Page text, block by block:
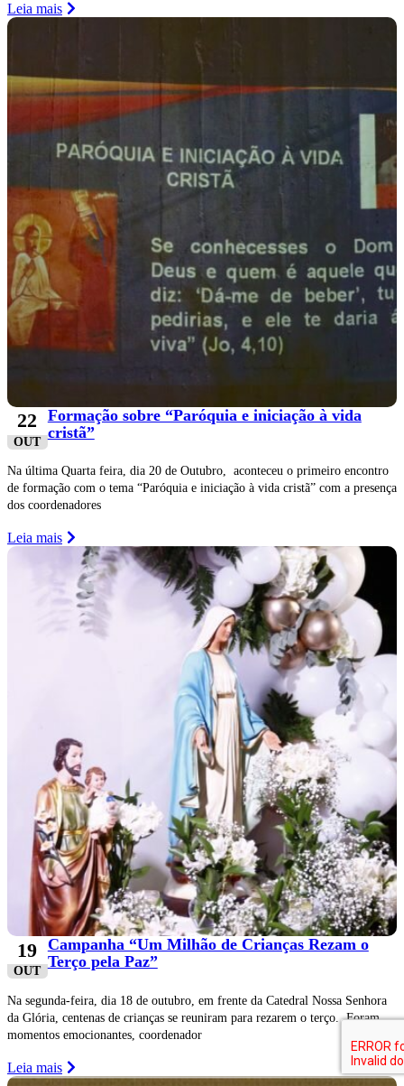
Leia mais
22
OUT
Formação sobre “Paróquia e iniciação à vida
cristã”
Na última Quarta feira, dia 20 de Outubro, aconteceu o primeiro encontro
de formação com o tema “Paróquia e iniciação à vida cristã” com a presença
dos coordenadores
Leia mais
19
OUT
Campanha “Um Milhão de Crianças Rezam o
Terço pela Paz”
Na segunda-feira, dia 18 de outubro, em frente da Catedral Nossa Senhora
da Glória, centenas de crianças se reuniram para rezarem o terço. Foram
momentos emocionantes, coordenador
Leia mais